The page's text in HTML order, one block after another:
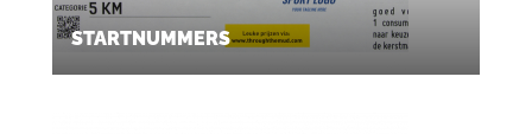
STARTNUMMERS